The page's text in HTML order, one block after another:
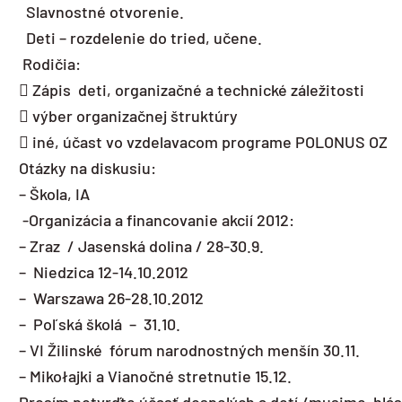
Slavnostné otvorenie.
Deti – rozdelenie do tried, učene.
Rodičia:
 Zápis deti, organizačné a technické záležitosti
 výber organizačnej štruktúry
 iné, účast vo vzdelavacom programe POLONUS OZ
Otázky na diskusiu:
– Škola, IA
-Organizácia a financovanie akcií 2012:
– Zraz / Jasenská dolina / 28-30.9.
– Niedzica 12-14.10.2012
– Warszawa 26-28.10.2012
– Poľská školá – 31.10.
– VI Žilinské fórum narodnostných menšín 30.11.
– Mikołajki a Vianočné stretnutie 15.12.